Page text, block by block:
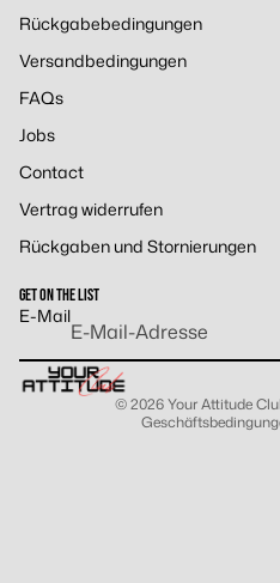
Rückgabebedingungen
Versandbedingungen
FAQs
Jobs
Contact
Vertrag widerrufen
Rückgaben und Stornierungen
GET ON THE LIST
E-Mail
© 2026Your Attitude
Widerrufsrecht
Datenschutzerklärung
Versand
Impressum